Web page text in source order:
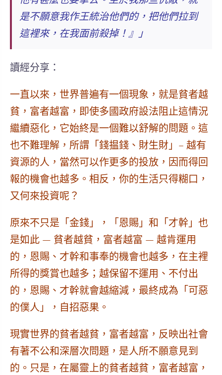
是不願意我作王統治他們的，把他們拉到
這裡來，在我面前殺掉！』」
讀經分享：
一直以來，世界普遍有一個現象，就是貧者越
貧，富者越富 ，即使多國政府設法阻止這情況
繼續惡化，它始終是一個難以舒解的問題。這
也不難理解，所謂「錢揾錢、財生財」– 越有
資源的人，當然可以作更多的投放，因而得回
報的機會也越多。相反，你的生活只得糊口，
又何來投資呢？
原來不只是「金錢」，「恩賜」和「才幹」也
是如此 — 貧者越貧，富者越富 — 越肯運用
的，恩賜、才幹和事奉的機會也越多，在主裡
所得的獎賞也越多 ；越保留不運用、不付出
的，恩賜、才幹就會越縮減，最終成為「可惡
的僕人」，自招惡果。
現實世界的貧者越貧，富者越富，反映出社會
有著不公和深層次問題，是人所不願意見到
的。只是，在屬靈上的貧者越貧，富者越富，